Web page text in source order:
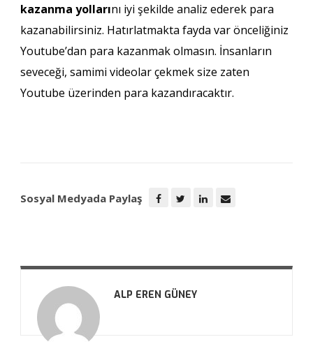
kazanma yollarını iyi şekilde analiz ederek para
kazanabilirsiniz. Hatırlatmakta fayda var önceliğiniz
Youtube’dan para kazanmak olmasın. İnsanların
seveceği, samimi videolar çekmek size zaten
Youtube üzerinden para kazandıracaktır.
Sosyal Medyada Paylaş
ALP EREN GÜNEY